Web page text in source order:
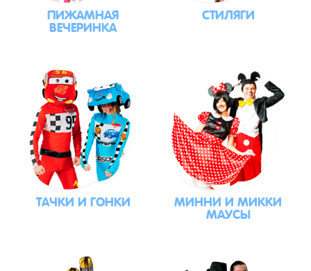
ПИЖАМНАЯ
ВЕЧЕРИНКА СТИЛЯГИ
ТАЧКИ И ГОНКИ МИННИ И МИККИ
МАУСЫ